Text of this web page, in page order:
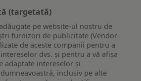
(targetată)
pe website-ul nostru de
furnizori de publicitate (Vendor-
de aceste companii pentru a
dvs. și pentru a vă afișa
adaptate intereselor și
inclusiv pe alte